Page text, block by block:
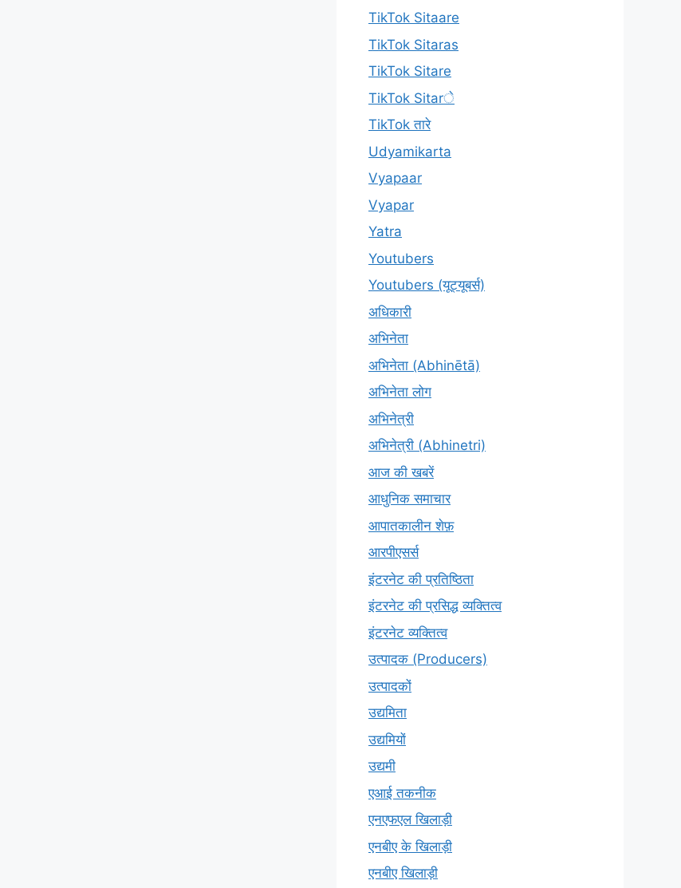
TikTok Sitaare
TikTok Sitaras
TikTok Sitare
TikTok Sitarे
TikTok तारे
Udyamikarta
Vyapaar
Vyapar
Yatra
Youtubers
Youtubers (यूट्यूबर्स)
अधिकारी
अभिनेता
अभिनेता (Abhinētā)
अभिनेता लोग
अभिनेत्री
अभिनेत्री (Abhinetri)
आज की खबरें
आधुनिक समाचार
आपातकालीन शेफ़
आरपीएसर्स
इंटरनेट की प्रतिष्ठिता
इंटरनेट की प्रसिद्ध व्यक्तित्व
इंटरनेट व्यक्तित्व
उत्पादक (Producers)
उत्पादकों
उद्यमिता
उद्यमियों
उद्यमी
एआई तकनीक
एनएफएल खिलाड़ी
एनबीए के खिलाड़ी
एनबीए खिलाड़ी